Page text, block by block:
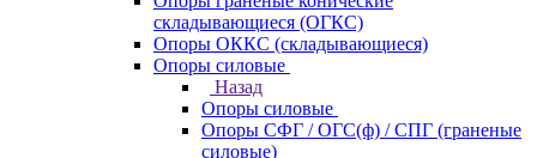
складывающиеся (ОГКС)
Опоры ОККС (складывающиеся)
Опоры силовые
Назад
Опоры силовые
Опоры СФГ / ОГС(ф) / СПГ (граненые
силовые)